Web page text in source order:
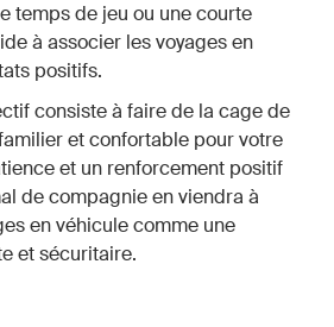
temps de jeu ou une courte
à associer les voyages en
positifs.
consiste à faire de la cagede
et confortable pour votre
et un renforcement positif
de compagnie en viendra à
en véhicule comme une
et sécuritaire.